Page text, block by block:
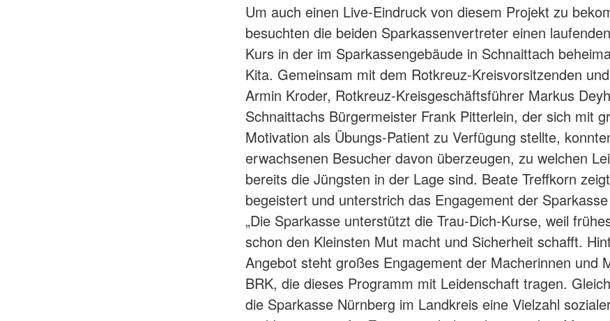
Um auch einen Live-Eindruck von diesem Projekt zu
besuchten die beiden Sparkassenvertreter einen
Kurs in der im Sparkassengebäude in Schnaittach
Kita. Gemeinsam mit dem Rotkreuz-Kreisvorsitzenden
Armin Kroder, Rotkreuz-Kreisgeschäftsführer Markus
Schnaittachs Bürgermeister Frank Pitterlein, der sich mit
Motivation als Übungs-Patient zu Verfügung stellte,
erwachsenen Besucher davon überzeugen, zu welchen
bereits die Jüngsten in der Lage sind. Beate Treffkorn
begeistert und unterstrich das Engagement der
„Die Sparkasse unterstützt die Trau-Dich-Kurse, weil
schon den Kleinsten Mut macht und Sicherheit schafft.
Angebot steht großes Engagement der Macherinnen und
BRK, die dieses Programm mit Leidenschaft tragen.
die Sparkasse Nürnberg im Landkreis eine Vielzahl